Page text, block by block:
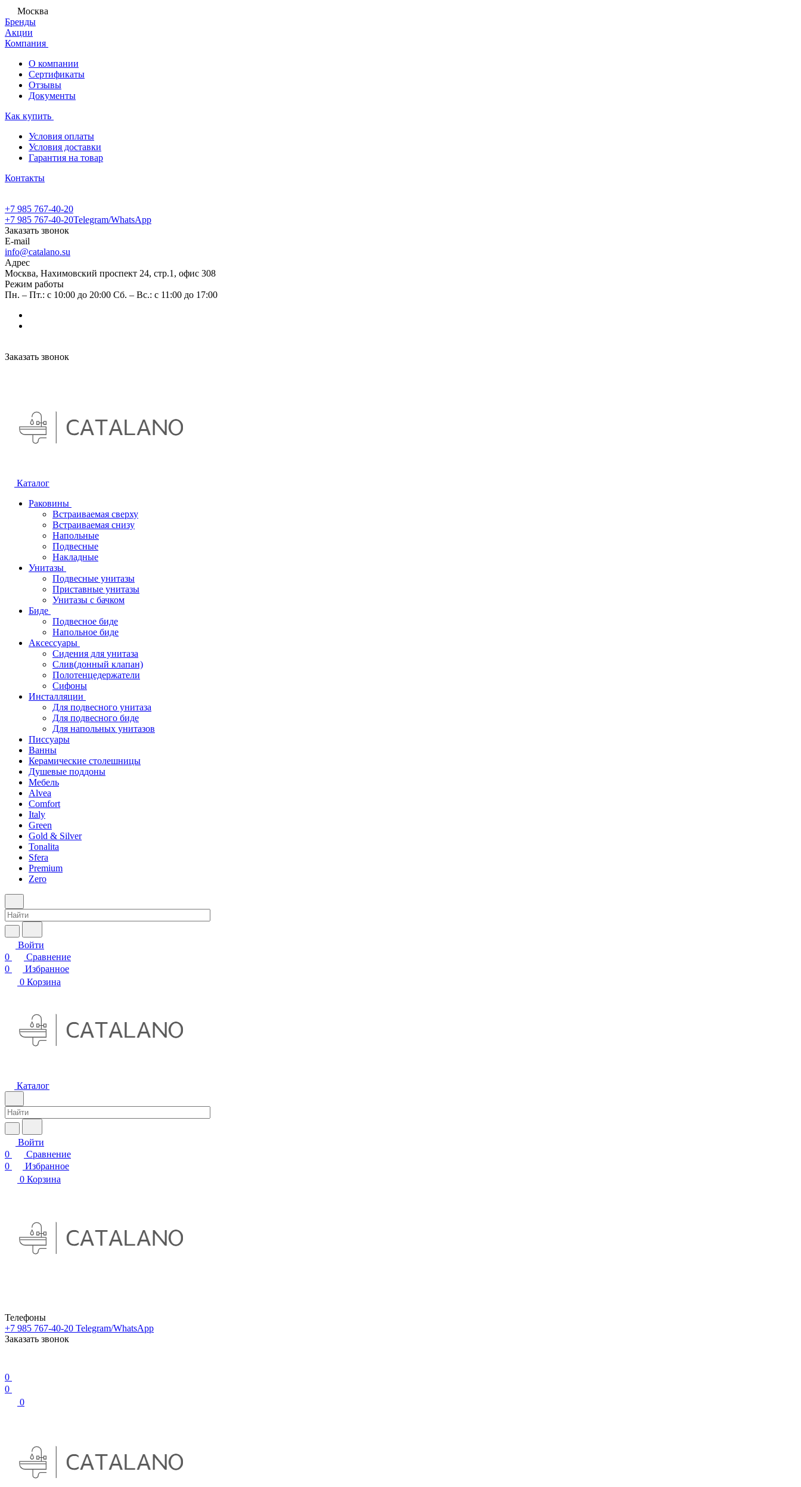
Москва
Бренды
Акции
Компания
О компании
Сертификаты
Отзывы
Документы
Как купить
Условия оплаты
Условия доставки
Гарантия на товар
Контакты
+7 985 767-40-20
+7 985 767-40-20Telegram/WhatsApp
Заказать звонок
E-mail
info@catalano.su
Адрес
Москва, Нахимовский проспект 24, стр.1, офис 308
Режим работы
Пн. – Пт.: с 10:00 до 20:00 Сб. – Вс.: с 11:00 до 17:00
Заказать звонок
Каталог
Раковины
Встраиваемая сверху
Встраиваемая снизу
Напольные
Подвесные
Накладные
Унитазы
Подвесные унитазы
Приставные унитазы
Унитазы с бачком
Биде
Подвесное биде
Напольное биде
Аксессуары
Сидения для унитаза
Слив(донный клапан)
Полотенцедержатели
Сифоны
Инсталляции
Для подвесного унитаза
Для подвесного биде
Для напольных унитазов
Писсуары
Ванны
Керамические столешницы
Душевые поддоны
Мебель
Alvea
Comfort
Italy
Green
Gold & Silver
Tonalita
Sfera
Premium
Zero
Войти
0
Сравнение
0
Избранное
0 Корзина
Каталог
Войти
0
Сравнение
0
Избранное
0 Корзина
Телефоны
+7 985 767-40-20 Telegram/WhatsApp
Заказать звонок
0
0
0